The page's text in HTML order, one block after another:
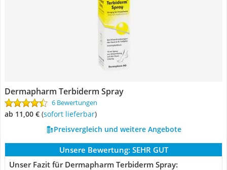
Dermapharm Terbiderm Spray
6 Bewertungen
ab 11,00 € ( Sofort lieferbar)
Preisvergleich und weitere Angebote
Unsere Bewertung: SEHR GUT
Unser Fazit für Dermapharm Terbiderm Spray: